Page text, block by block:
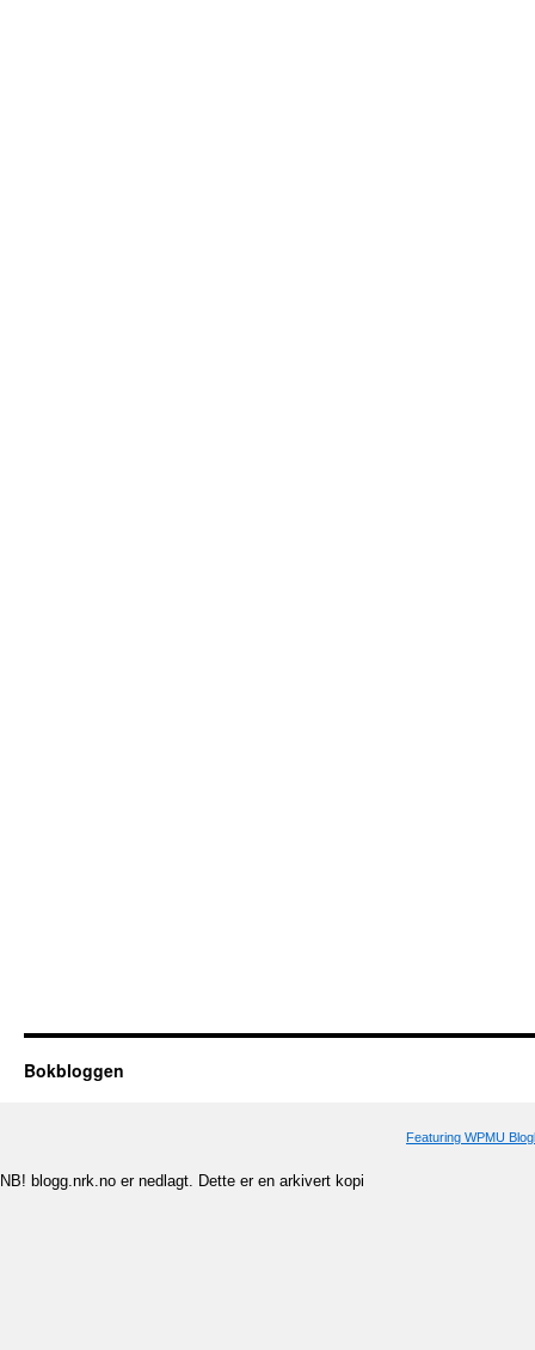
Bokbloggen
Featuring WPMU
NB! blogg.nrk.no er nedlagt. Dette er en arkivert kopi